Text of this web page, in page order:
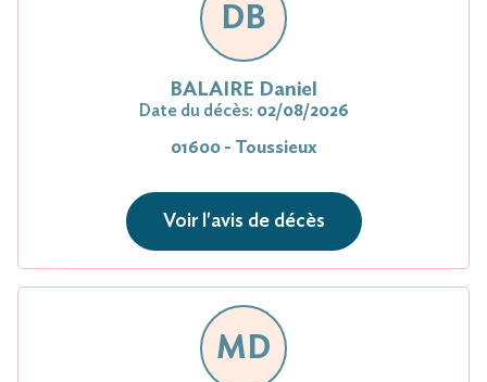
DB
BALAIRE Daniel
Date du décès: 02/08/2026
01600 - Toussieux
Voir l'avis de décès
MD